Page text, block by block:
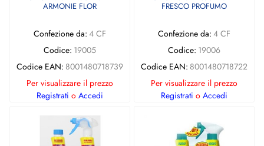
ARMONIE FLOR
Confezione da: 4 CF
Codice: 19005
Codice EAN: 8001480718739
Per visualizzare il prezzo
Registrati o Accedi
FRESCO PROFUMO
Confezione da: 4 CF
Codice: 19006
Codice EAN: 8001480718722
Per visualizzare il prezzo
Registrati o Accedi